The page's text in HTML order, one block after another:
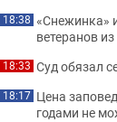
18:38 «Снежинка»
ветеранов
18:33 Суд обязал
18:17 Цена
годами не